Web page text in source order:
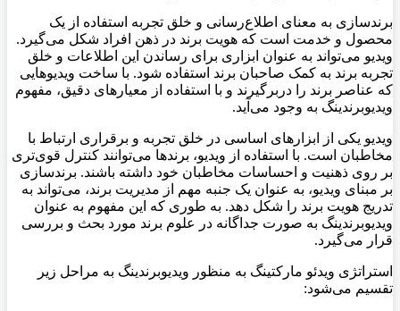
برندسازی به معنای اطلاع‌رسانی و خلق تجربه استفاده از یک
محصول و خدمت است که هویت برند در ذهن افراد شکل می‌گیرد.
ویدیو می‌تواند به عنوان ابزاری برای رساندن این اطلاعات و خلق
تجربه برند به کمک صاحبان برند استفاده شود. با ساخت ویدیوهایی
که عناصر برند را دربرگیرند و با استفاده از معیارهای دقیق، مفهوم
ویدیوبرندینگ به وجود می‌آید.
ویدیو یکی از ابزارهای اساسی در خلق تجربه و برقراری ارتباط با
مخاطبان است. با استفاده از ویدیو، برندها می‌توانند کنترل قوی‌تری
بر روی ذهنیت و احساسات مخاطبان خود داشته باشند. برندسازی
بر مبنای ویدیو، به عنوان یک جنبه مهم از مدیریت برند، می‌تواند به
تدریج هویت برند را شکل دهد. به طوری که این مفهوم به عنوان
ویدیوبرندینگ به صورت جداگانه در علوم برند مورد بحث و بررسی
قرار می‌گیرد.
استراتژی ویدئو مارکتینگ به منظور ویدیوبرندینگ به مراحل زیر
تقسیم می‌شود: